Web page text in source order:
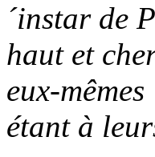
´instar de
haut et
eux-
étant à